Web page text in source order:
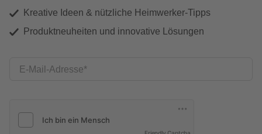
Kreative Ideen & nützliche Heimwerker-Tipps
Produktneuheiten und innovative Lösungen
E-Mail-Adresse